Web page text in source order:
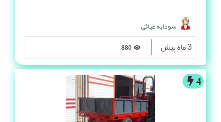
سودابه غیاثی
3 ماه پیش
4